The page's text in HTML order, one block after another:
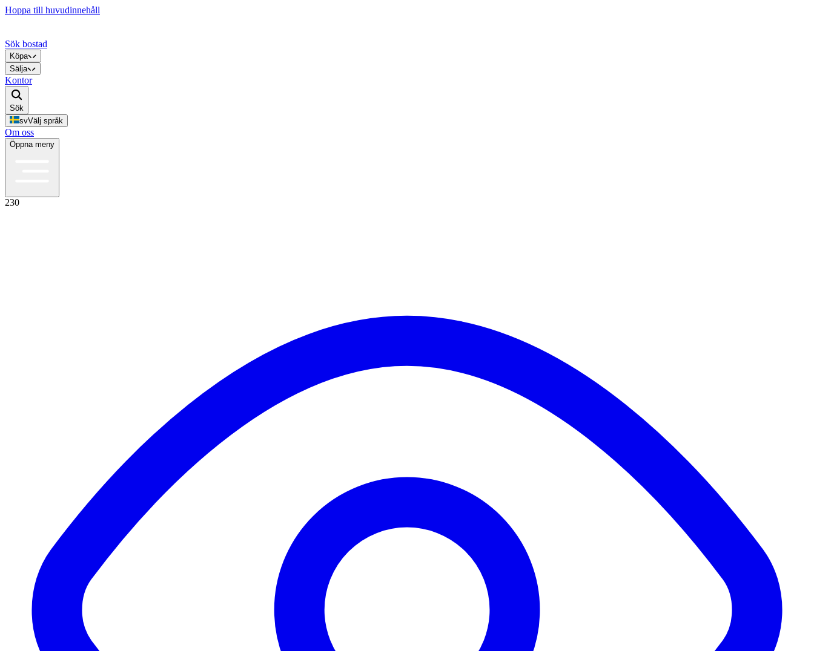
Hoppa till huvudinnehåll
Sök bostad
Köpa
Sälja
Kontor
Sök
svVälj språk
Om oss
Öppna meny
230